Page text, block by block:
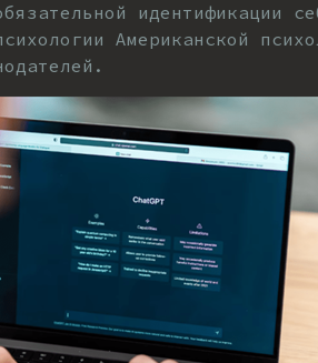
идентификации
Американской